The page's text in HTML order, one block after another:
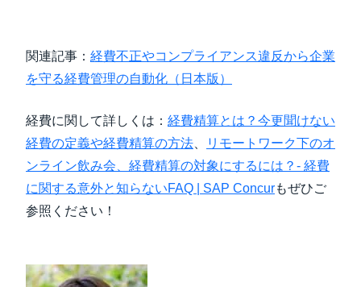
関連記事： 経費不正やコンプライアンス違反から企業
を守る経費管理の自動化（日本版）
経費に関して詳しくは： 経費精算とは？今更聞けない
経費の定義や経費精算の方法
リモートワーク下のオ
ンライン飲み会、経費精算の対象にするには？- 経費
に関する意外と知らないFAQ | SAP Concurもぜひご
参照ください！